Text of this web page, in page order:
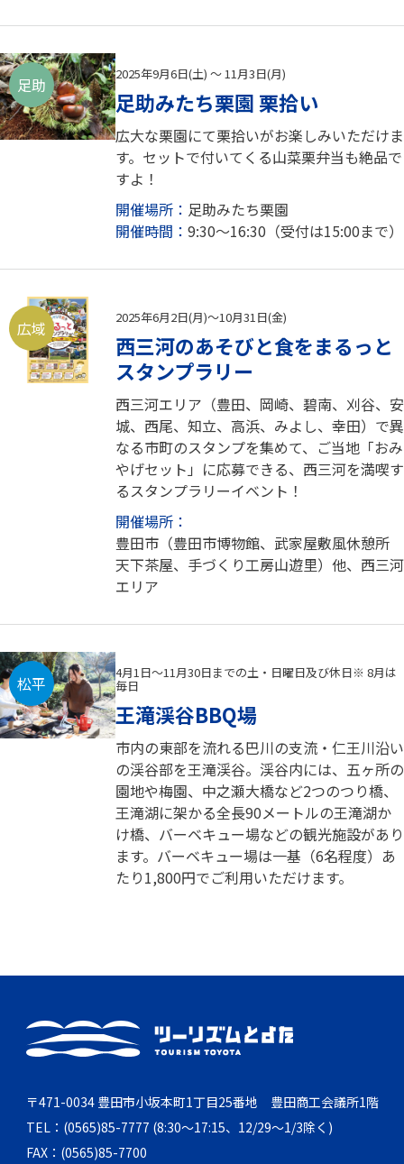
足助
2025年9月6日(土) ～ 11月3日(月)
足助みたち栗園 栗拾い
広大な栗園にて栗拾いがお楽しみいただけま
す。セットで付いてくる山菜栗弁当も絶品で
すよ！
開催場所： 足助みたち栗園
開催時間： 9:30～16:30（受付は15:00まで）
広域
2025年6月2日(月)～10月31日(金)
西三河のあそびと食をまるっと
スタンプラリー
西三河エリア（豊田、岡崎、碧南、刈谷、安
城、西尾、知立、高浜、みよし、幸田）で異
なる市町のスタンプを集めて、ご当地「おみ
やげセット」に応募できる、西三河を満喫す
るスタンプラリーイベント！
開催場所：
豊田市（豊田市博物館、武家屋敷風休憩所
天下茶屋、手づくり工房山遊里）他、西三河
エリア
松平
4月1日～11月30日までの土・日曜日及び休日※ 8月は
毎日
王滝渓谷BBQ場
市内の東部を流れる巴川の支流・仁王川沿い
の渓谷部を王滝渓谷。渓谷内には、五ヶ所の
園地や梅園、中之瀬大橋など2つのつり橋、
王滝湖に架かる全長90メートルの王滝湖か
け橋、バーベキュー場などの観光施設があり
ます。バーベキュー場は一基（6名程度）あ
たり1,800円でご利用いただけます。
〒471-0034 豊田市小坂本町1丁目25番地 豊田商工会議所1階
TEL：(0565)85-7777 (8:30～17:15、12/29～1/3除く)
FAX：(0565)85-7700